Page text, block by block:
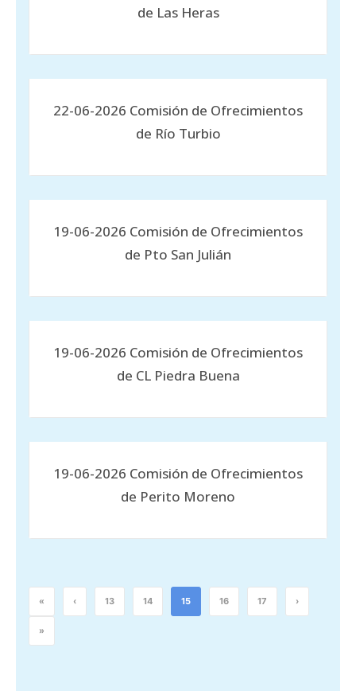
de Las Heras
22-06-2026 Comisión de Ofrecimientos
de Río Turbio
19-06-2026 Comisión de Ofrecimientos
de Pto San Julián
19-06-2026 Comisión de Ofrecimientos
de CL Piedra Buena
19-06-2026 Comisión de Ofrecimientos
de Perito Moreno
« ‹ 13 14 15 16 17 ›
»